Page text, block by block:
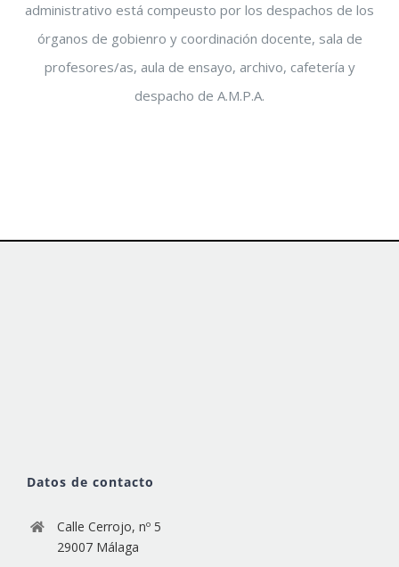
administrativo está compeusto por los despachos de los
órganos de gobienro y coordinación docente, sala de
profesores/as, aula de ensayo, archivo, cafetería y
despacho de A.M.P.A.
Datos de contacto
Calle Cerrojo, nº 5
29007 Málaga